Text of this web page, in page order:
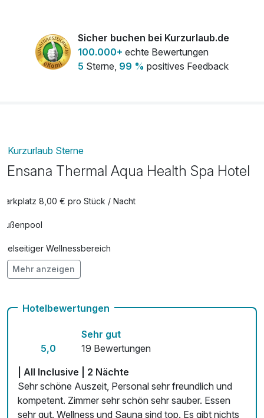
Sicher buchen bei Kurzurlaub.de
100.000+ echte Bewertungen
5 Sterne, 99 % positives Feedback
Kurzurlaub Sterne
Ensana Thermal Aqua Health Spa Hotel
Parkplatz 8,00 € pro Stück / Nacht
Außenpool
Vielseitiger Wellnessbereich
Hunde im Hotel erlaubt für 25,00 € pro Stück / Nacht
Mit Hotelbar
Mehr anzeigen
Hotelbewertungen
5,0
Sehr gut
19 Bewertungen
| All Inclusive | 2 Nächte
Sehr schöne Auszeit, Personal sehr freundlich und
kompetent. Zimmer sehr schön sehr sauber. Essen
sehr gut. Wellness und Sauna sind top. Es gibt nichts